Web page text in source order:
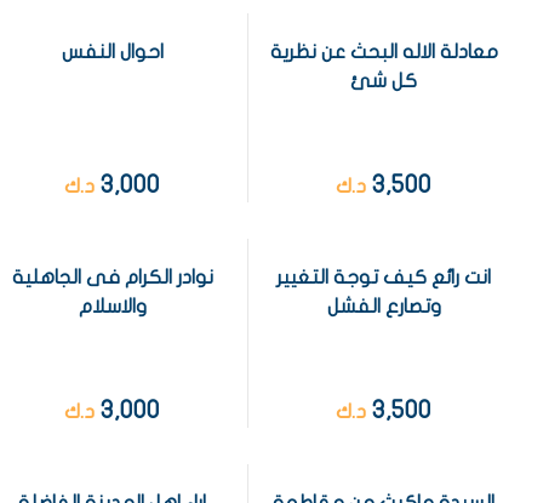
معادلة الاله البحث عن نظرية
كل شئ
3,500 د.ك
احوال النفس
3,000 د.ك
انت رائع كيف توجة التغيير
وتصارع الفشل
3,500 د.ك
نوادر الكرام فى الجاهلية
والاسلام
3,000 د.ك